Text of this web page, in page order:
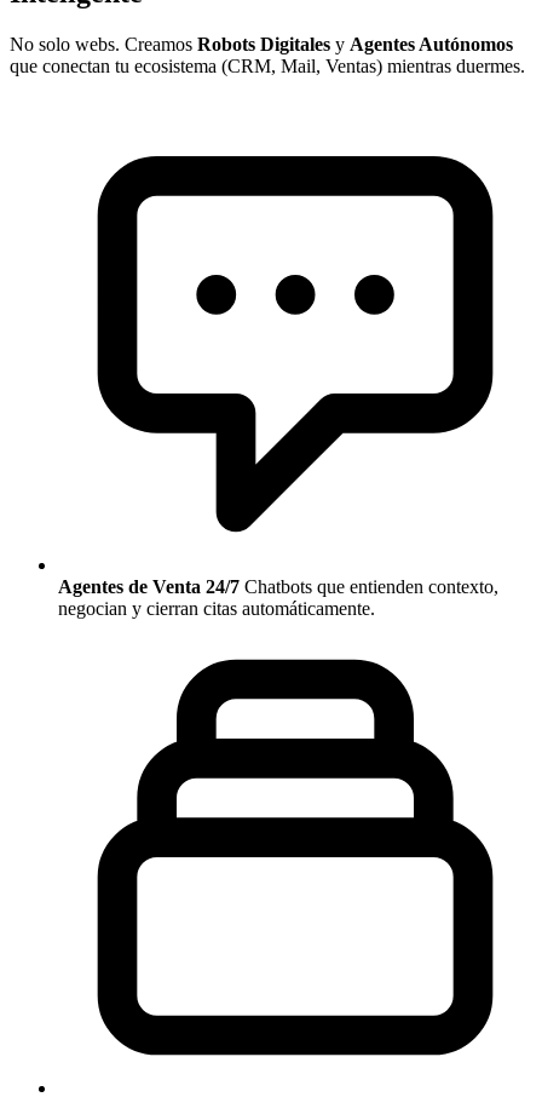
No solo webs. Creamos Robots Digitales y Agentes Autónomos
que conectan tu ecosistema (CRM, Mail, Ventas) mientras duermes.
Agentes de Venta 24/7 Chatbots que entienden contexto,
negocian y cierran citas automáticamente.